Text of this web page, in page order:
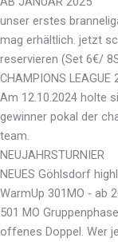
unser erstes
mag erhältlich. jetzt
reservieren (Set 6€/
CHAMPIONS LEAGUE
Am 12.10.2024 holte
gewinner pokal der
team.
NEUJAHRSTURNIER
NEUES Göhlsdorf
WarmUp 301MO - ab
501 MO
offenes Doppel. Wer